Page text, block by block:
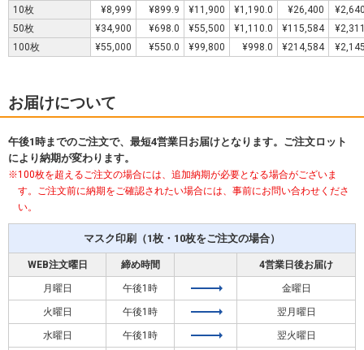
10枚
¥8,999 ¥899.9 ¥11,900 ¥1,190.0 ¥26,400
50枚
¥34,900 ¥698.0 ¥55,500 ¥1,110.0 ¥115,584
100枚
¥55,000 ¥550.0 ¥99,800 ¥998.0 ¥214,584
お届けについて
午後1時までのご注文で、最短4営業日お届けとなります。ご注文ロット
により納期が変わります。
100枚を超えるご注文の場合には、追加納期が必要となる場合がございま
す。ご注文前に納期をご確認されたい場合には、事前にお問い合わせくださ
い。
マスク印刷（1枚・10枚をご注文の場合）
WEB注文曜日 締め時間 4営業日後お届け
月曜日 午後1時 金曜日
火曜日 午後1時 翌月曜日
水曜日 午後1時 翌火曜日